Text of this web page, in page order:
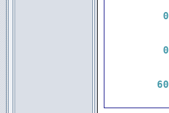
0
0
60